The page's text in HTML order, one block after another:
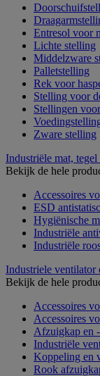
Entresol voor
Lichte stelling
Middelzware
Palletstelling
Rek voor
Stelling voor
Stellingen
Zware stelling
Industriële mat, tegel
Bekijk de hele
Accessoires
ESD
Hygiënische
Industriële
Industriële
Industriele ventilator
Bekijk de hele
Accessoires
Accessoires
Afzuigkap en
Industriële
Koppeling en
Rook